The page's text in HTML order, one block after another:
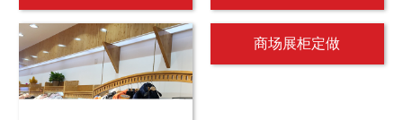
商场展柜定做